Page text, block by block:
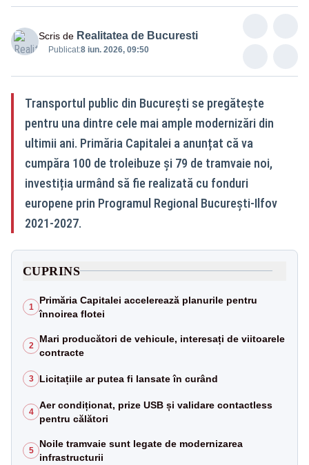
Scris de Realitatea de Bucuresti
Publicat:8 iun. 2026, 09:50
Transportul public din București se pregătește
pentru una dintre cele mai ample modernizări din
ultimii ani. Primăria Capitalei a anunțat că va
cumpăra 100 de troleibuze și 79 de tramvaie noi,
investiția urmând să fie realizată cu fonduri
europene prin Programul Regional București-Ilfov
2021-2027.
CUPRINS
1
Primăria Capitalei accelerează planurile pentru
înnoirea flotei
2
Mari producători de vehicule, interesați de viitoarele
contracte
3 Licitațiile ar putea fi lansate în curând
4
Aer condiționat, prize USB și validare contactless
pentru călători
5
Noile tramvaie sunt legate de modernizarea
infrastructurii